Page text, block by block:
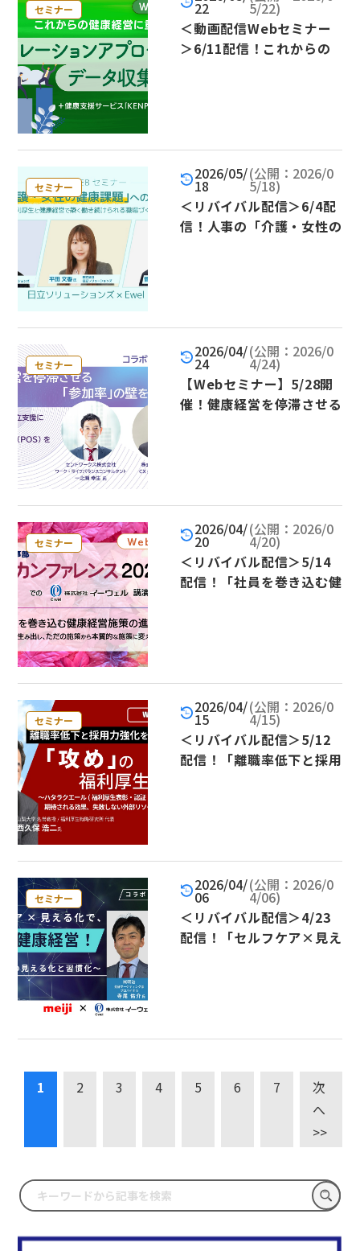
セミナー 22
5/22)
＜動画配信Webセミナー
＞6/11配信！これからの
セミナー
2026/05/
18
(公開：2026/0
5/18)
＜リバイバル配信＞6/4配
信！人事の「介護・女性の
セミナー
2026/04/
24
(公開：2026/0
4/24)
【Webセミナー】5/28開
催！健康経営を停滞させる
セミナー
2026/04/
20
(公開：2026/0
4/20)
＜リバイバル配信＞5/14
配信！「社員を巻き込む健
セミナー
2026/04/
15
(公開：2026/0
4/15)
＜リバイバル配信＞5/12
配信！「離職率低下と採用
セミナー
2026/04/
06
(公開：2026/0
4/06)
＜リバイバル配信＞4/23
配信！「セルフケア×見え
1 2 3 4 5 6 7
次
へ
>>